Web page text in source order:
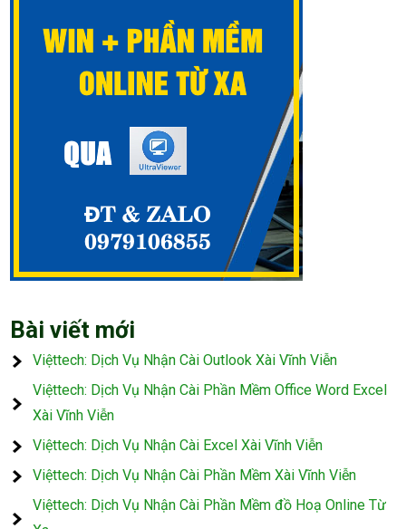
Bài viết mới
Việttech: Dịch Vụ Nhận Cài Outlook Xài Vĩnh Viễn
Việttech: Dịch Vụ Nhận Cài Phần Mềm Office Word Excel
Xài Vĩnh Viễn
Việttech: Dịch Vụ Nhận Cài Excel Xài Vĩnh Viễn
Việttech: Dịch Vụ Nhận Cài Phần Mềm Xài Vĩnh Viễn
Việttech: Dịch Vụ Nhận Cài Phần Mềm đồ Hoạ Online Từ